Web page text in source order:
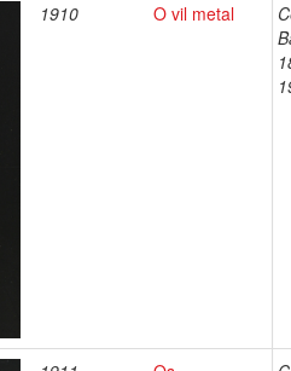
1910 O vil metal